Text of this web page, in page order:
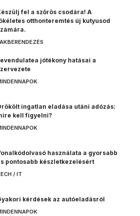
fel a szőrös csodára! A
otthonteremtés új kutyusod
jótékony hatásai a
ingatlan eladása utáni adózás:
kell figyelni?
használata a gyorsabb
pontosabb készletkezelésért
/ IT
kérdések az autóeladásról